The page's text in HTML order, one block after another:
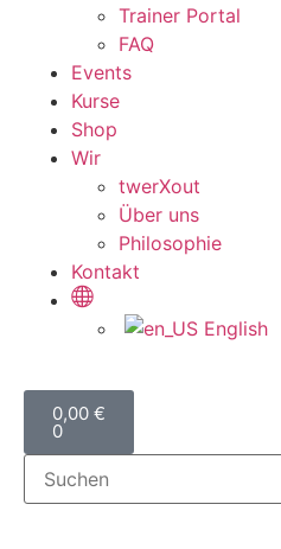
Trainer Portal
FAQ
Events
Kurse
Shop
Wir
twerXout
Über uns
Philosophie
Kontakt
English
0,00 €
0